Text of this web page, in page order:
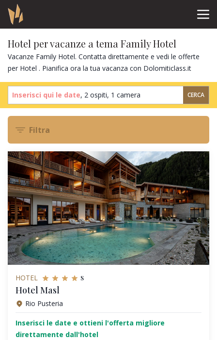
Hotel per vacanze a tema Family Hotel
Vacanze Family Hotel. Contatta direttamente e vedi le offerte
per Hotel . Pianifica ora la tua vacanza con Dolomiticlass.it
Inserisci qui le date, 2 ospiti, 1 camera CERCA
Filtra
HOTEL s
Hotel Masl
Rio Pusteria
Inserisci le date e ottieni l'offerta migliore
direttamente dall'hotel